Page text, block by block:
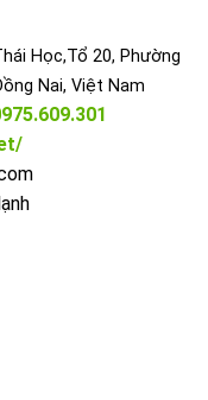
Học,Tổ 20, Phường
Nai, Việt Nam